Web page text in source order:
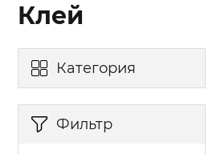
Клей
Категория
Фильтр